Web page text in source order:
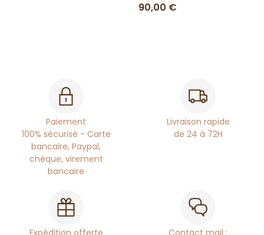
90,00 €
Paiement
100% sécurisé - Carte
bancaire, Paypal,
chèque, virement
bancaire
Livraison rapide
de 24 à 72H